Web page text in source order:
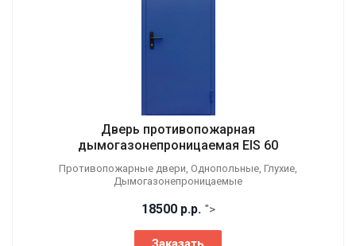
Дверь противопожарная
дымогазонепроницаемая EIS 60
Противопожарные двери, Однопольные, Глухие,
Дымогазонепроницаемые
18500 р.р. ">